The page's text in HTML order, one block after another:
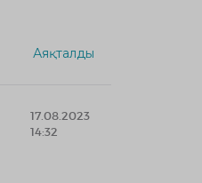
Аяқталды
17.08.2023
14:32